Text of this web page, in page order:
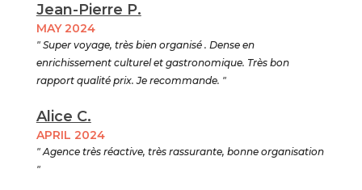
Jean-Pierre P.
MAY 2024
" Super voyage, très bien organisé . Dense en
enrichissement culturel et gastronomique. Très bon
rapport qualité prix. Je recommande. "
Alice C.
APRIL 2024
" Agence très réactive, très rassurante, bonne organisation
"